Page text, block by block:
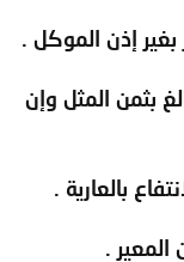
بثمن المثل وإن